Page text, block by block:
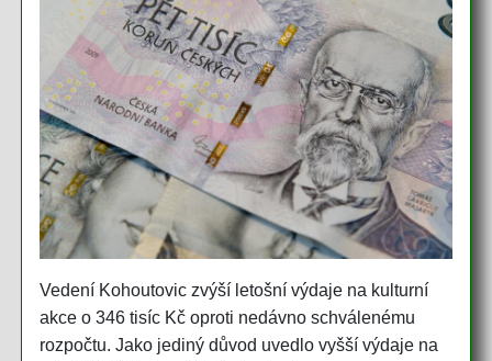
Vedení Kohoutovic zvýší letošní výdaje na kulturní
akce o 346 tisíc Kč oproti nedávno schválenému
rozpočtu. Jako jediný důvod uvedlo vyšší výdaje na